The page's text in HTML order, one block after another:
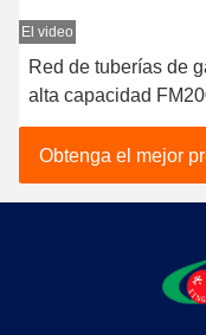
El video
Red de tuberías de
alta capacidad
Equipo de extinción
incendios de grado
profesional
Obtenga el mejor